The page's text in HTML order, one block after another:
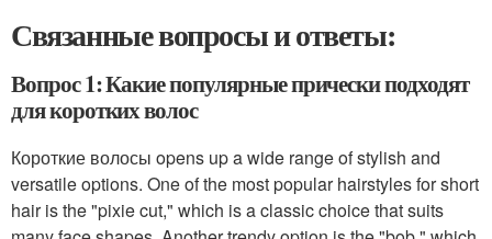
Связанные вопросы и ответы:
Вопрос 1: Какие популярные прически подходят
для коротких волос
Короткие волосы opens up a wide range of stylish and
versatile options. One of the most popular hairstyles for short
hair is the "pixie cut," which is a classic choice that suits